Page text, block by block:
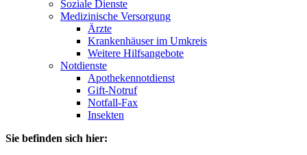
Soziale Dienste
Medizinische Versorgung
Ärzte
Krankenhäuser im Umkreis
Weitere Hilfsangebote
Notdienste
Apothekennotdienst
Gift-Notruf
Notfall-Fax
Insekten
Sie befinden sich hier: